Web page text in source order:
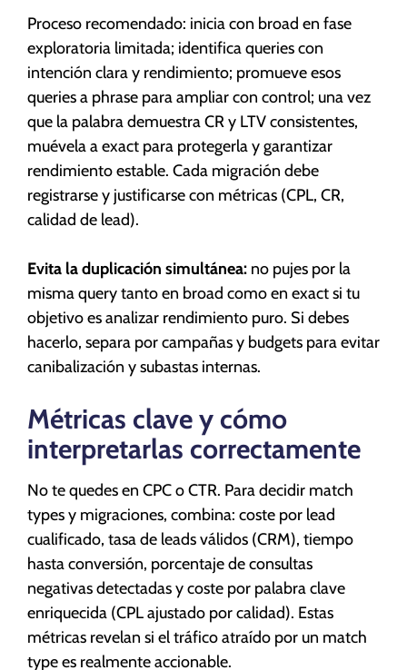
Proceso recomendado: inicia con broad en fase
exploratoria limitada; identifica queries con
intención clara y rendimiento; promueve esos
queries a phrase para ampliar con control; una vez
que la palabra demuestra CR y LTV consistentes,
muévela a exact para protegerla y garantizar
rendimiento estable. Cada migración debe
registrarse y justificarse con métricas (CPL, CR,
calidad de lead).
Evita la duplicación simultánea: no pujes por la
misma query tanto en broad como en exact si tu
objetivo es analizar rendimiento puro. Si debes
hacerlo, separa por campañas y budgets para evitar
canibalización y subastas internas.
Métricas clave y cómo
interpretarlas correctamente
No te quedes en CPC o CTR. Para decidir match
types y migraciones, combina: coste por lead
cualificado, tasa de leads válidos (CRM), tiempo
hasta conversión, porcentaje de consultas
negativas detectadas y coste por palabra clave
enriquecida (CPL ajustado por calidad). Estas
métricas revelan si el tráfico atraído por un match
type es realmente accionable.